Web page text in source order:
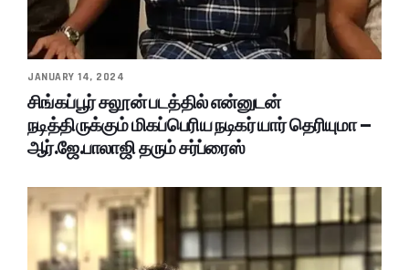
JANUARY 14, 2024
சிங்கப்பூர் சலூன் படத்தில் என்னுடன்
நடித்திருக்கும் மிகப்பெரிய நடிகர் யார் தெரியுமா –
ஆர்.ஜே.பாலாஜி தரும் சர்ப்ரைஸ்